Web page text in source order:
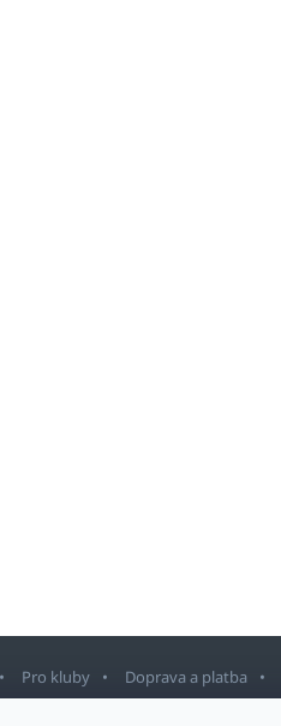
Pro kluby Doprava a platba